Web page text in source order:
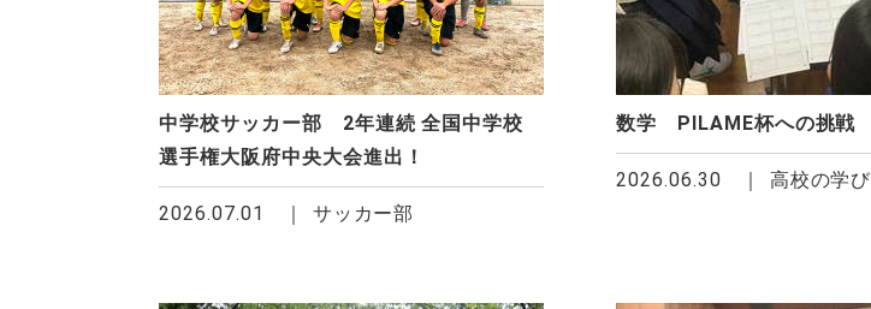
中学校サッカー部 2年連続 全国中学校
選手権大阪府中央大会進出！
2026.07.01 サッカー部
数学 PILAME杯への挑戦
2026.06.30 高校の学び